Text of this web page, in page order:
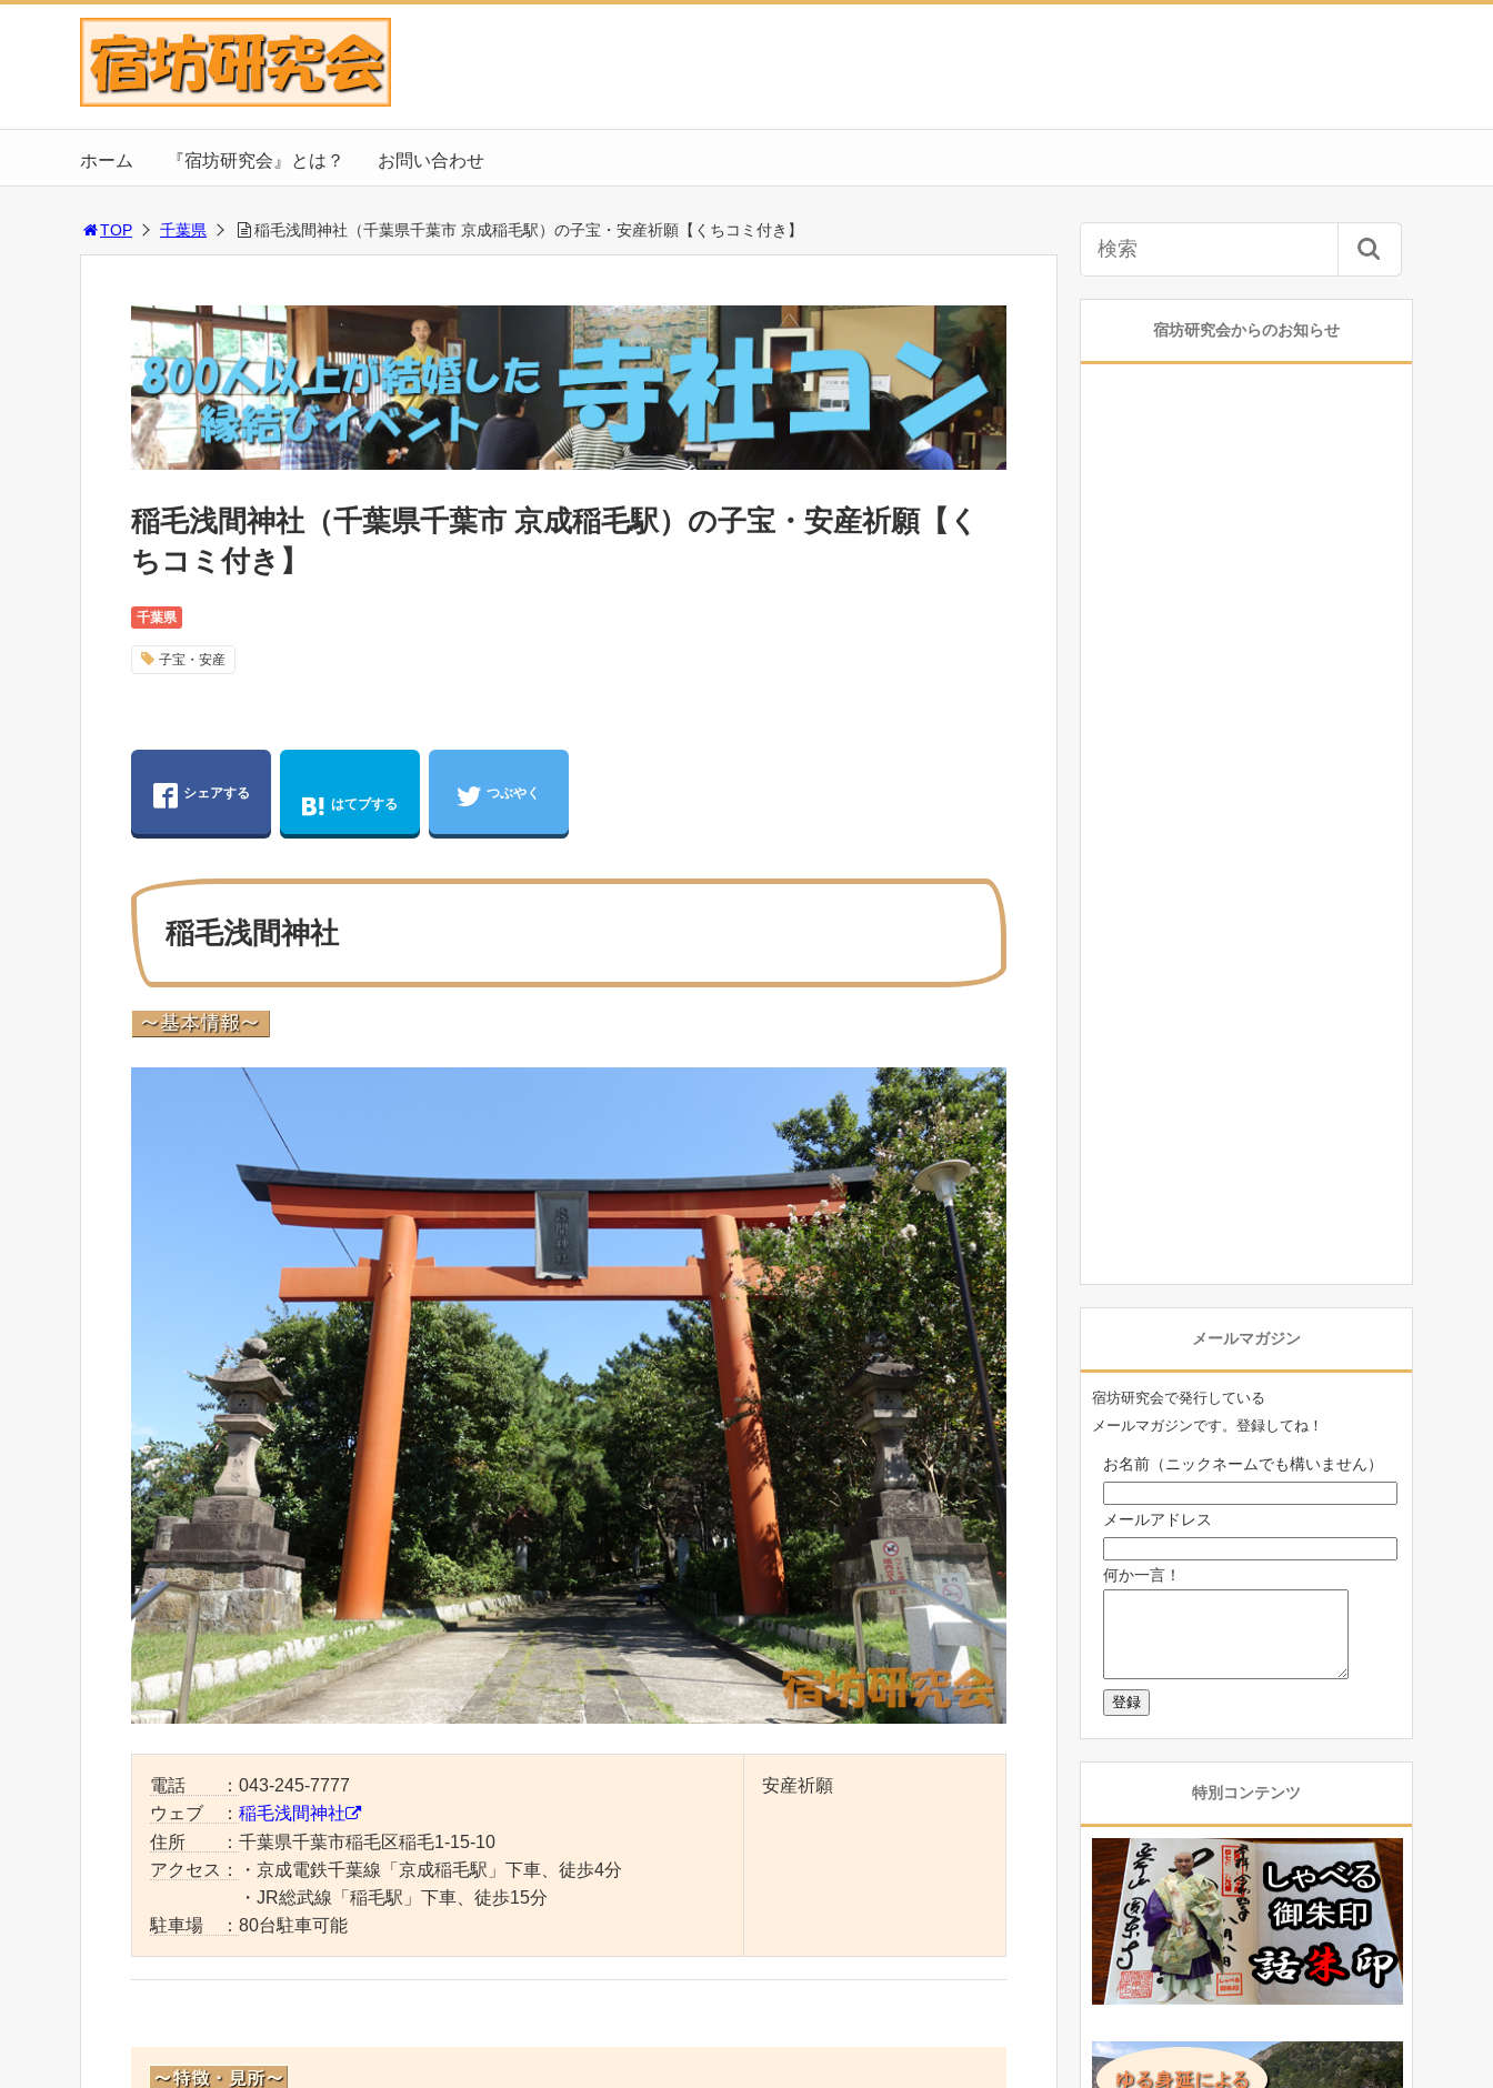
ホーム 『宿坊研究会』とは？ お問い合わせ
TOP 千葉県 稲毛浅間神社（千葉県千葉市 京成稲毛駅）の子宝・安産祈願【くちコミ付き】
稲毛浅間神社（千葉県千葉市 京成稲毛駅）の子宝・安産祈願【く
ちコミ付き】
千葉県
子宝・安産
シェアする
はてブする
つぶやく
稲毛浅間神社
電話 ： 043-245-7777
ウェブ ： 稲毛浅間神社
住所 ： 千葉県千葉市稲毛区稲毛1-15-10
アクセス：
・京成電鉄千葉線「京成稲毛駅」下車、徒歩4分
・JR総武線「稲毛駅」下車、徒歩15分
駐車場 ： 80台駐車可能
安産祈願
宿坊研究会からのお知らせ
メールマガジン
宿坊研究会で発行している
メールマガジンです。登録してね！
お名前（ニックネームでも構いません）
メールアドレス
何か一言！
特別コンテンツ